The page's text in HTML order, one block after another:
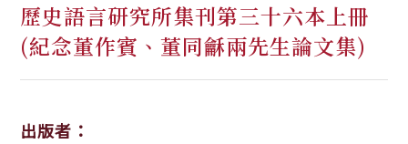
歷史語言研究所集刊第三十六本上冊
(紀念董作賓、董同龢兩先生論文集)
出版者：